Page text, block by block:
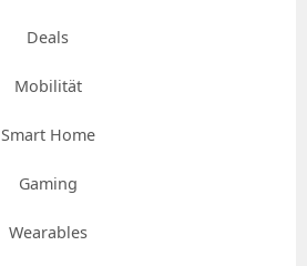
Deals
Mobilität
Smart Home
Gaming
Wearables